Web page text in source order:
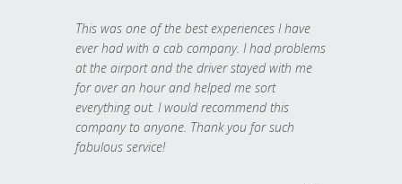
This was one of the best experiences I have
ever had with a cab company. I had problems
at the airport and the driver stayed with me
for over an hour and helped me sort
everything out. I would recommend this
company to anyone. Thank you for such
fabulous service!